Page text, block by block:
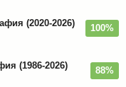
(2020-2026) 100%
(1986-2026) 88%